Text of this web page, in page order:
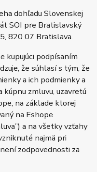
dohľadu Slovenskej
SOI pre Bratislavský
820 07 Bratislava.
kupujúci podpísaním
že súhlasí s tým, že
a ich podmienky a
kúpnu zmluvu, uzavretú
na základe ktorej
na Eshope
a na všetky vzťahy
najmä pri
zodpovednosti za